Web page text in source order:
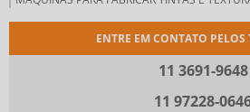
MÁQUINAS PARA TINTAS E TEXTURAS
ENTRE EM CONTATO PELOS
11 3691-9648
11 97228-